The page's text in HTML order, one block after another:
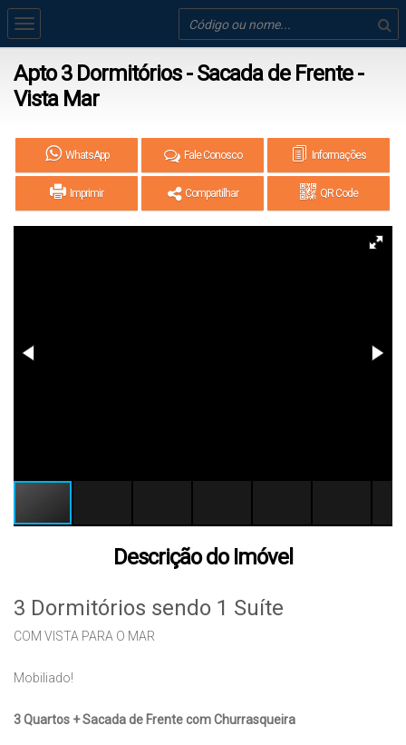
Apto 3 Dormitórios - Sacada de Frente -
Vista Mar
WhatsApp Fale Conosco Informações
Imprimir Compartilhar QR Code
Descrição do Imóvel
3 Dormitórios sendo 1 Suíte
COM VISTA PARA O MAR
Mobiliado!
3 Quartos + Sacada de Frente com Churrasqueira